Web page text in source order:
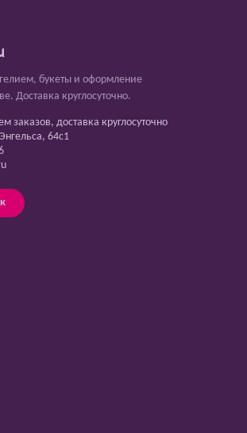
букеты и оформление
Доставка круглосуточно.
заказов, доставка круглосуточно
64с1